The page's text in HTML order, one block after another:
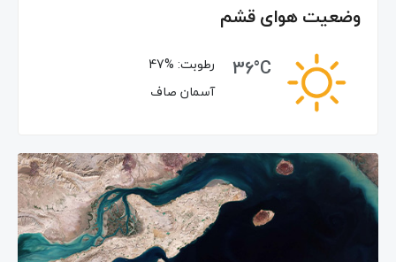
وضعیت هوای قشم
36°C
رطوبت: 47%
آسمان صاف